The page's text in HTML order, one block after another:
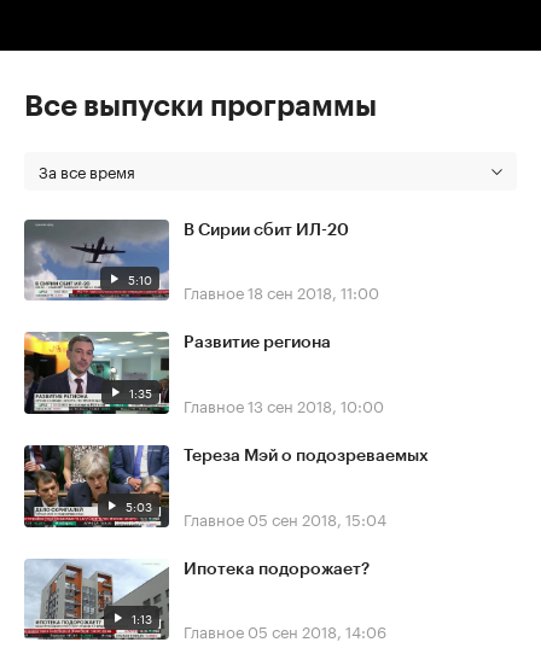
Все выпуски программы
За все время
5:10
В Сирии сбит ИЛ-20
Главное18 сен 2018, 11:00
1:35
Развитие региона
Главное13 сен 2018, 10:00
5:03
Тереза Мэй о подозреваемых
Главное 05 сен 2018, 15:04
1:13
Ипотека подорожает?
Главное 05 сен 2018, 14:06